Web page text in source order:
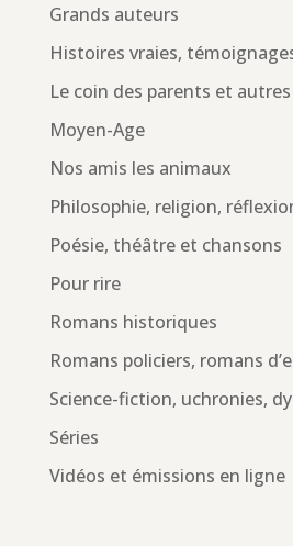
Grands auteurs
Histoires vraies,
Le coin des parents et
Moyen-Age
Nos amis les animaux
Philosophie, religion,
Poésie, théâtre et chansons
Pour rire
Romans historiques
Romans policiers, romans
Science-fiction, uchronies,
Séries
Vidéos et émissions en ligne